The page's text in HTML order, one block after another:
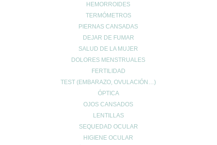
HEMORROIDES
TERMÓMETROS
PIERNAS CANSADAS
DEJAR DE FUMAR
SALUD DE LA MUJER
DOLORES MENSTRUALES
FERTILIDAD
TEST (EMBARAZO, OVULACIÓN…)
ÓPTICA
OJOS CANSADOS
LENTILLAS
SEQUEDAD OCULAR
HIGIENE OCULAR
y de 16:30h a 20:30h
Sábados de 9:00h a 13:30h
MI ESPACIO
Carrito de compra